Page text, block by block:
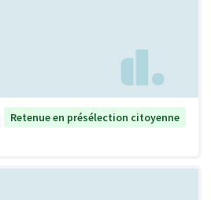
Retenue en présélection citoyenne